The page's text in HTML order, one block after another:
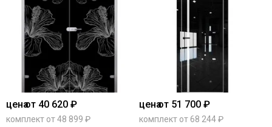
ценаот 40 620 ₽
комплект от 48 899 ₽
ценаот 51 700 ₽
комплект от 68 244 ₽